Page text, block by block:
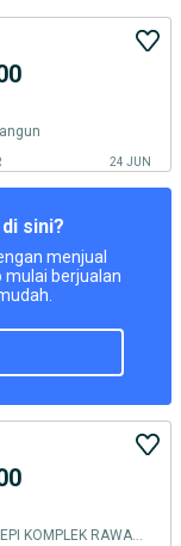
24 JUN
sini?
menjual
mulai berjualan
RUMAH BARU TENANG SEPI KOMPLEK RAWAMANGUN